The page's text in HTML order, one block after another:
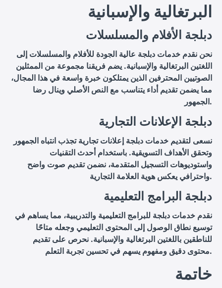
البرتغالية والإسبانية
دبلجة الأفلام والمسلسلات
نحن نقدم خدمات دبلجة عالية الجودة للأفلام والمسلسلات إلى
اللغتين البرتغالية والإسبانية. يضم فريقنا مجموعة من الممثلين
الصوتيين المحترفين الذين يمتلكون خبرة واسعة في هذا المجال،
مما يضمن تقديم أداء يتناسب مع النص الأصلي وينال رضا
الجمهور.
دبلجة الإعلانات التجارية
نسعى لتقديم خدمات دبلجة إعلانات تجارية تجذب انتباه الجمهور
وتحقق الأهداف التسويقية. باستخدام أحدث التقنيات
واستوديوهات التسجيل المتقدمة، نضمن تقديم صوت واضح
واحترافي يعكس هوية العلامة التجارية.
دبلجة البرامج التعليمية
نقدم خدمات دبلجة للبرامج التعليمية والتدريبية، مما يساهم في
توسيع نطاق الوصول إلى المحتوى التعليمي وجعله متاحًا
للناطقين باللغتين البرتغالية والإسبانية. نحرص على تقديم
محتوى دقيق ومفهوم يسهم في تحسين تجربة التعلم.
خاتمة